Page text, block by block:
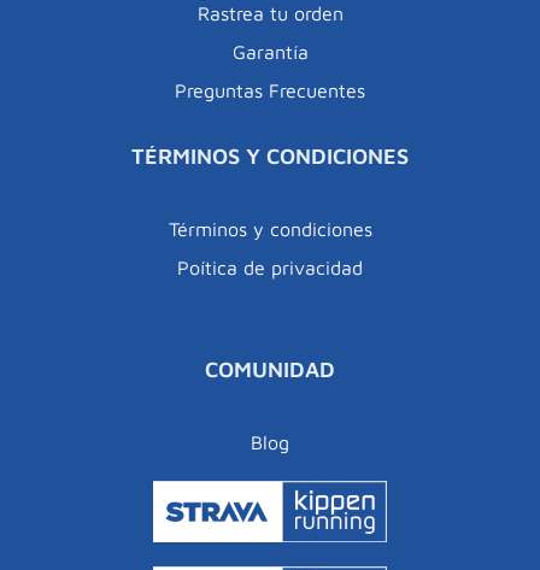
Rastrea tu orden
Garantía
Preguntas Frecuentes
TÉRMINOS Y CONDICIONES
Términos y condiciones
Poítica de privacidad
COMUNIDAD
Blog